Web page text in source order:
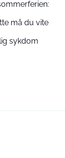
må du vite
sykdom